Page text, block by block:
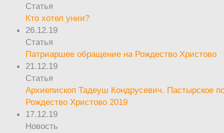
Статья
Кто хотел унии?
26.12.19
Статья
Патриаршее обращение на Рождество Христово
21.12.19
Статья
Архиепископ Тадеуш Кондрусевич. Пастырское
Рождество Христово 2019
17.12.19
Новость